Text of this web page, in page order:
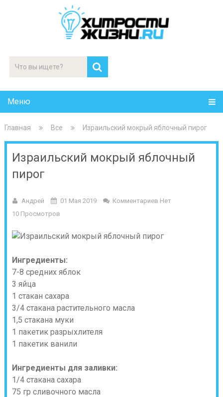
Меню
Главная Все Израильский мокрый яблочный пирог
Израильский мокрый яблочный
пирог
Андрей 01 Мая 2019
Комментариев Нет
10 Просмотров
Ингредиенты:
7-8 средних яблок
3 яйца
1 стакан сахара
3/4 стакана растительного масла
1,5 стакана муки
1 пакетик разрыхлителя
1 пакетик ванили
Ингредиенты для заливки:
1/4 стакана сахара
75 гр сливочного масла